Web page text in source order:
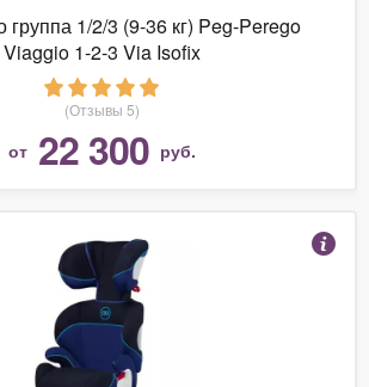
группа 1/2/3 (9-36 кг) Peg-Perego
Viaggio 1-2-3 Via Isofix
(Отзывы 5)
от 22 300 руб.